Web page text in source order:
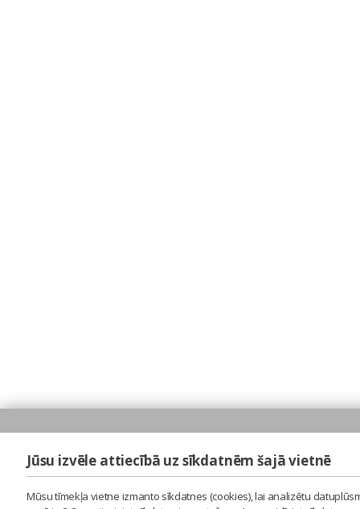
Jūsu izvēle attiecībā uz sīkdatnēm šajā vietnē
Mūsu tīmekļa vietne izmanto sīkdatnes (cookies), lai analizētu